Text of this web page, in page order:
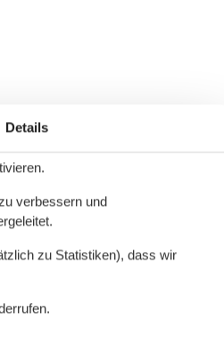
Details
verbessern und
zu Statistiken), dass wir